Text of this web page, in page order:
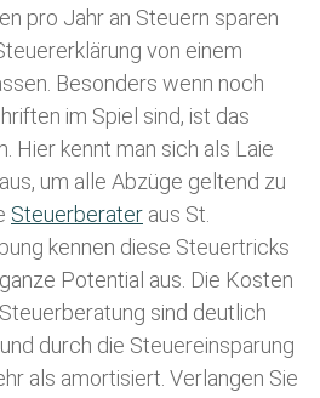
pro Jahr an Steuern sparen
von einem
. Besonders wenn noch
im Spiel sind, ist das
Hier kennt man sich als Laie
um alle Abzüge geltend zu
Steuerberater aus St.
kennen diese Steuertricks
Potential aus. Die Kosten
sind deutlich
durch die Steuereinsparung
als amortisiert. Verlangen Sie